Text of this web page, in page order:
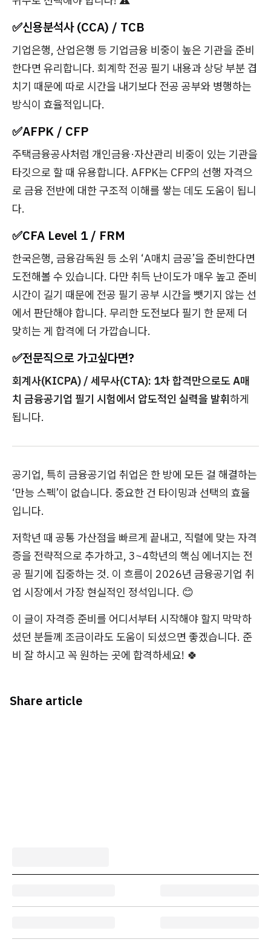
✅신용분석사 (CCA) / TCB
기업은행, 산업은행 등 기업금융 비중이 높은 기관을 준비
한다면 유리합니다. 회계학 전공 필기 내용과 상당 부분 겹
치기 때문에 따로 시간을 내기보다 전공 공부와 병행하는
방식이 효율적입니다.
✅AFPK / CFP
주택금융공사처럼 개인금융·자산관리 비중이 있는 기관을
타깃으로 할 때 유용합니다. AFPK는 CFP의 선행 자격으
로 금융 전반에 대한 구조적 이해를 쌓는 데도 도움이 됩니
다.
✅CFA Level 1 / FRM
한국은행, 금융감독원 등 소위 ‘A매치 금공’을 준비한다면
도전해볼 수 있습니다. 다만 취득 난이도가 매우 높고 준비
시간이 길기 때문에 전공 필기 공부 시간을 뺏기지 않는 선
에서 판단해야 합니다. 무리한 도전보다 필기 한 문제 더
맞히는 게 합격에 더 가깝습니다.
✅전문직으로 가고싶다면?
회계사(KICPA) / 세무사(CTA): 1차 합격만으로도 A매
치 금융공기업 필기 시험에서 압도적인 실력을 발휘하게
됩니다.
공기업, 특히 금융공기업 취업은 한 방에 모든 걸 해결하는
‘만능 스펙’이 없습니다. 중요한 건 타이밍과 선택의 효율
입니다.
저학년 때 공통 가산점을 빠르게 끝내고, 직렬에 맞는 자격
증을 전략적으로 추가하고, 3~4학년의 핵심 에너지는 전
공 필기에 집중하는 것. 이 흐름이 2026년 금융공기업 취
업 시장에서 가장 현실적인 정석입니다. 😊
이 글이 자격증 준비를 어디서부터 시작해야 할지 막막하
셨던 분들께 조금이라도 도움이 되셨으면 좋겠습니다. 준
비 잘 하시고 꼭 원하는 곳에 합격하세요! 🍀
Share article